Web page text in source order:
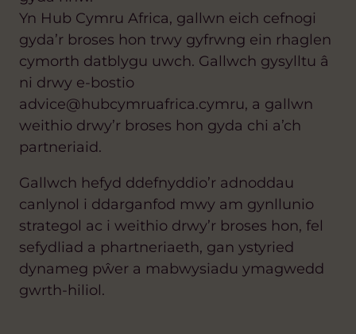
Yn Hub Cymru Africa, gallwn eich cefnogi
gyda’r broses hon trwy gyfrwng ein rhaglen
cymorth datblygu uwch. Gallwch gysylltu â
ni drwy e-bostio
advice@hubcymruafrica.cymru, a gallwn
weithio drwy’r broses hon gyda chi a’ch
partneriaid.
Gallwch hefyd ddefnyddio’r adnoddau
canlynol i ddarganfod mwy am gynllunio
strategol ac i weithio drwy’r broses hon, fel
sefydliad a phartneriaeth, gan ystyried
dynameg pŵer a mabwysiadu ymagwedd
gwrth-hiliol.